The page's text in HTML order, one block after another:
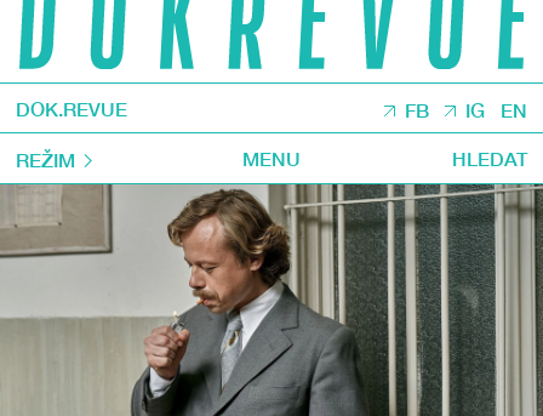
DOK.REVUE FB IG EN
REŽIM MENU HLEDAT